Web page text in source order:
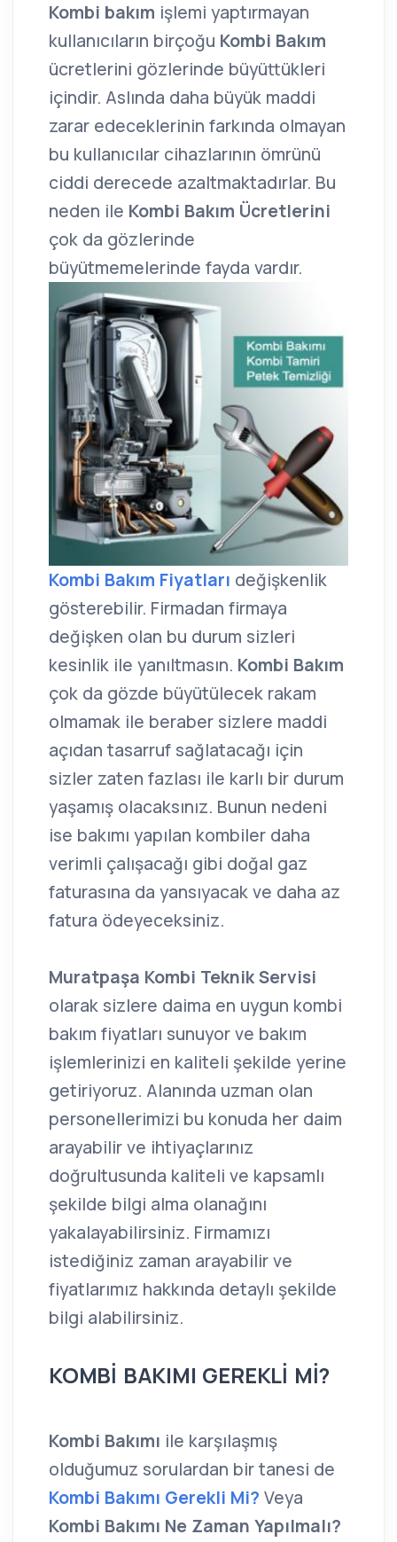
Kombi bakım işlemi yaptırmayan
kullanıcıların birçoğu Kombi Bakım
ücretlerini gözlerinde büyüttükleri
içindir. Aslında daha büyük maddi
zarar edeceklerinin farkında olmayan
bu kullanıcılar cihazlarının ömrünü
ciddi derecede azaltmaktadırlar. Bu
neden ile Kombi Bakım Ücretlerini
çok da gözlerinde
büyütmemelerinde fayda vardır.
Kombi Bakım Fiyatları değişkenlik
gösterebilir. Firmadan firmaya
değişken olan bu durum sizleri
kesinlik ile yanıltmasın. Kombi Bakım
çok da gözde büyütülecek rakam
olmamak ile beraber sizlere maddi
açıdan tasarruf sağlatacağı için
sizler zaten fazlası ile karlı bir durum
yaşamış olacaksınız. Bunun nedeni
ise bakımı yapılan kombiler daha
verimli çalışacağı gibi doğal gaz
faturasına da yansıyacak ve daha az
fatura ödeyeceksiniz.
Muratpaşa Kombi Teknik Servisi
olarak sizlere daima en uygun kombi
bakım fiyatları sunuyor ve bakım
işlemlerinizi en kaliteli şekilde yerine
getiriyoruz. Alanında uzman olan
personellerimizi bu konuda her daim
arayabilir ve ihtiyaçlarınız
doğrultusunda kaliteli ve kapsamlı
şekilde bilgi alma olanağını
yakalayabilirsiniz. Firmamızı
istediğiniz zaman arayabilir ve
fiyatlarımız hakkında detaylı şekilde
bilgi alabilirsiniz.
KOMBİ BAKIMI GEREKLİ Mİ?
Kombi Bakımı ile karşılaşmış
olduğumuz sorulardan bir tanesi de
Kombi Bakımı Gerekli Mi? Veya
Kombi Bakımı Ne Zaman Yapılmalı?